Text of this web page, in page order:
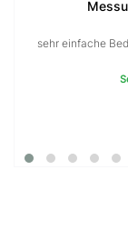
sehr einfache